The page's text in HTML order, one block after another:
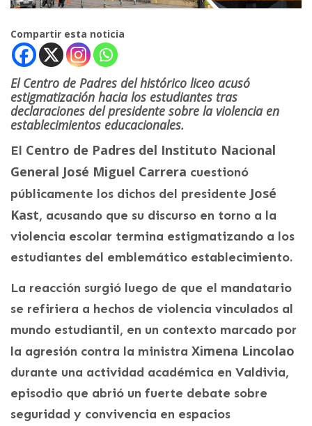
Compartir esta noticia
El Centro de Padres del histórico liceo acusó
estigmatización hacia los estudiantes tras
declaraciones del presidente sobre la violencia en
establecimientos educacionales.
El Centro de Padres del Instituto Nacional
General José Miguel Carrera cuestionó
públicamente los dichos del presidente José
Kast, acusando que su discurso en torno a la
violencia escolar termina estigmatizando a los
estudiantes del emblemático establecimiento.
La reacción surgió luego de que el mandatario
se refiriera a hechos de violencia vinculados al
mundo estudiantil, en un contexto marcado por
la agresión contra la ministra Ximena Lincolao
durante una actividad académica en Valdivia,
episodio que abrió un fuerte debate sobre
seguridad y convivencia en espacios